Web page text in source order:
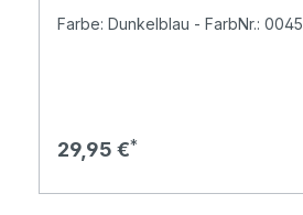
Farbe: Dunkelblau - FarbNr.:
Regulärer Preis:
29,95 €